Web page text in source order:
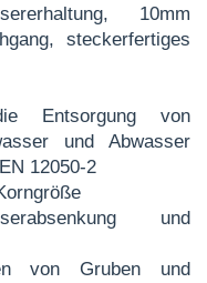
10mm
steckerfertiges
Entsorgung von
und Abwasser
12050-2
und
von Gruben und